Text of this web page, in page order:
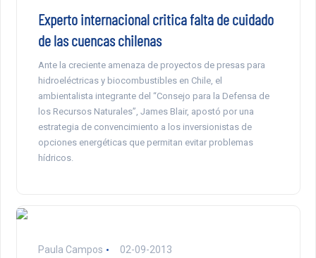
Experto internacional critica falta de cuidado
de las cuencas chilenas
Ante la creciente amenaza de proyectos de presas para
hidroeléctricas y biocombustibles en Chile, el
ambientalista integrante del “Consejo para la Defensa de
los Recursos Naturales”, James Blair, apostó por una
estrategia de convencimiento a los inversionistas de
opciones energéticas que permitan evitar problemas
hídricos.
Paula Campos 02-09-2013